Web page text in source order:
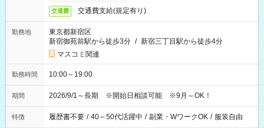
交通費 交通費支給(規定有り)
勤務地
東京都新宿区
新宿御苑前駅から徒歩3分 / 新宿三丁目駅から徒歩4分
マスコミ関連
勤務時間 10:00～19:00
期間 2026/9/1～長期 ※開始日相談可能 ※9月～OK！
特徴 履歴書不要 / 40～50代活躍中 / 副業・WワークOK / 服装自由